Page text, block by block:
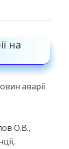
на
аварії
О.В.,